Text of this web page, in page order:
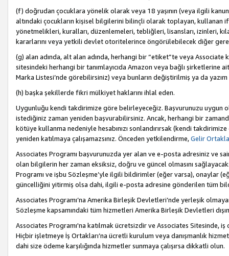
(f) doğrudan çocuklara yönelik olarak veya 18 yaşının (veya ilgili
altındaki çocukların kişisel bilgilerini bilinçli olarak toplayan, kullanan
yönetmelikleri, kuralları, düzenlemeleri, tebliğleri, lisansları, izinleri,
kararlarını veya yetkili devlet otoritelerince öngörülebilecek diğer
(g) alan adında, alt alan adında, herhangi bir “etiket”te veya
sitesindeki herhangi bir tanımlayıcıda Amazon veya bağlı şirketlerine
Marka Listesi’nde görebilirsiniz) veya bunların değiştirilmiş ya da
(h) başka şekillerde fikri mülkiyet haklarını ihlal eden.
Uygunluğu kendi takdirimize göre belirleyeceğiz. Başvurunuzu uygun
istediğiniz zaman yeniden başvurabilirsiniz. Ancak, herhangi bir
kötüye kullanma nedeniyle hesabınızı sonlandırırsak (kendi
yeniden katılmaya çalışamazsınız. Önceden yetkilendirme,Gelir
Associates Programı başvurunuzda yer alan ve e-posta adresiniz ve
olan bilgilerin her zaman eksiksiz, doğru ve güncel olmasını
Programı ve işbu Sözleşme’yle ilgili bildirimler (eğer varsa), onaylar
güncelliğini yitirmiş olsa dahi, ilgili e-posta adresine gönderilen tüm
Associates Programı’na Amerika Birleşik Devletleri’nde yerleşik
Sözleşme kapsamındaki tüm hizmetleri Amerika Birleşik Devletleri
Associates Programı'na katılmak ücretsizdir ve Associates Sitesinde,
Hiçbir işletmeye İş Ortakları’na ücretli kurulum veya danışmanlık
dahi size ödeme karşılığında hizmetler sunmaya çalışırsa dikkatli olun.